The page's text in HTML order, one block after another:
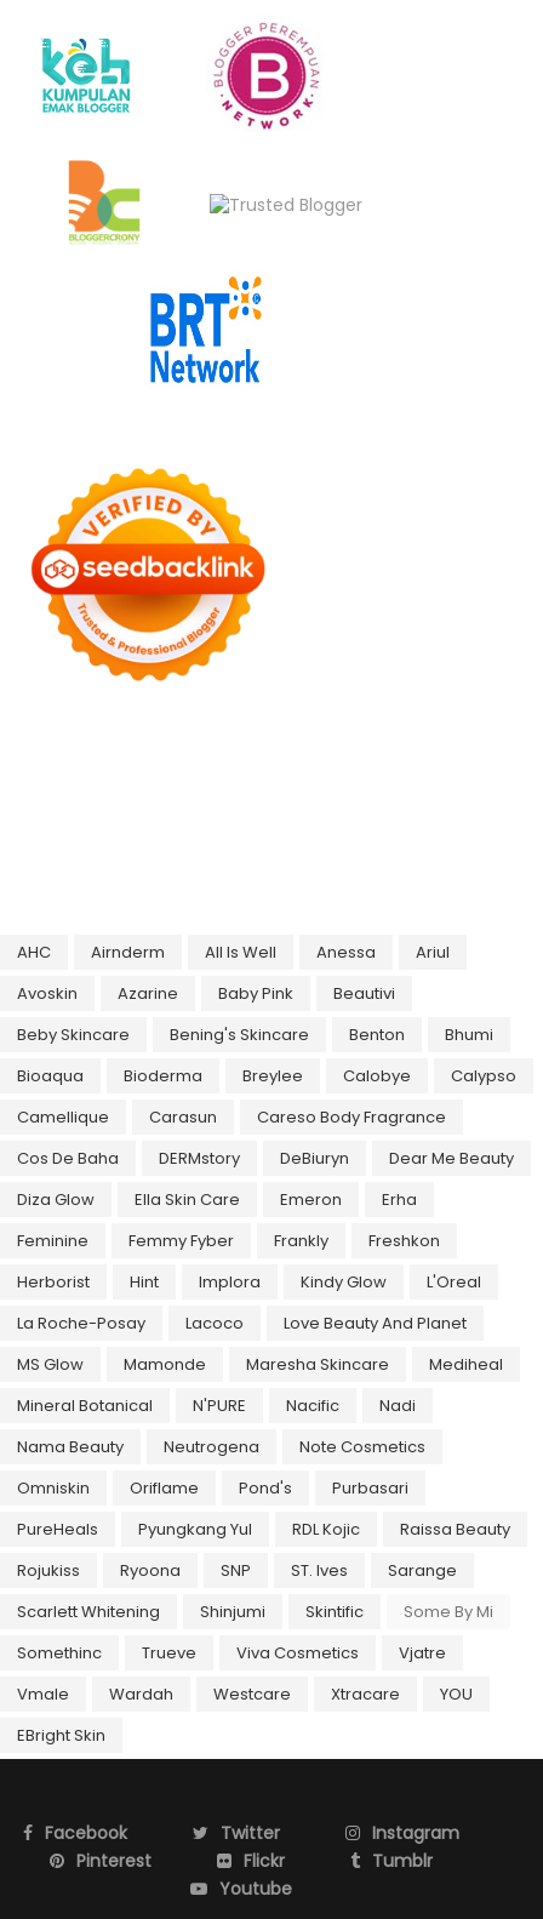
AHC Airnderm All Is Well Anessa
Ariul
Avoskin
Azarine Baby Pink
Beautivi
Beby Skincare
Bening's Skincare Benton
Bhumi
Bioaqua
Bioderma Breylee Calobye
Calypso
Camellique
Carasun
Careso Body Fragrance
Cos De Baha
DERMstory DeBiuryn
Dear Me Beauty
Diza Glow
Ella Skin Care Emeron
Erha
Feminine
Femmy Fyber Frankly
Freshkon
Herborist
Hint Implora Kindy Glow
L'Oreal
La Roche-Posay
Lacoco
Love Beauty And Planet
MS Glow
Mamonde Maresha Skincare
Mediheal
Mineral Botanical
N'PURE Nacific
Nadi
Nama Beauty
Neutrogena
Note Cosmetics
Omniskin
Oriflame Pond's
Purbasari
PureHeals
Pyungkang Yul RDL Kojic
Raissa Beauty
Rojukiss
Ryoona SNP ST. Ives
Sarange
Scarlett Whitening
Shinjumi Skintific
Some By Mi
Somethinc
Trueve Viva Cosmetics
Vjatre
Vmale
Wardah Westcare Xtracare
YOU
EBright Skin
Facebook Twitter
Instagram
Pinterest
Flickr
Tumblr
Youtube